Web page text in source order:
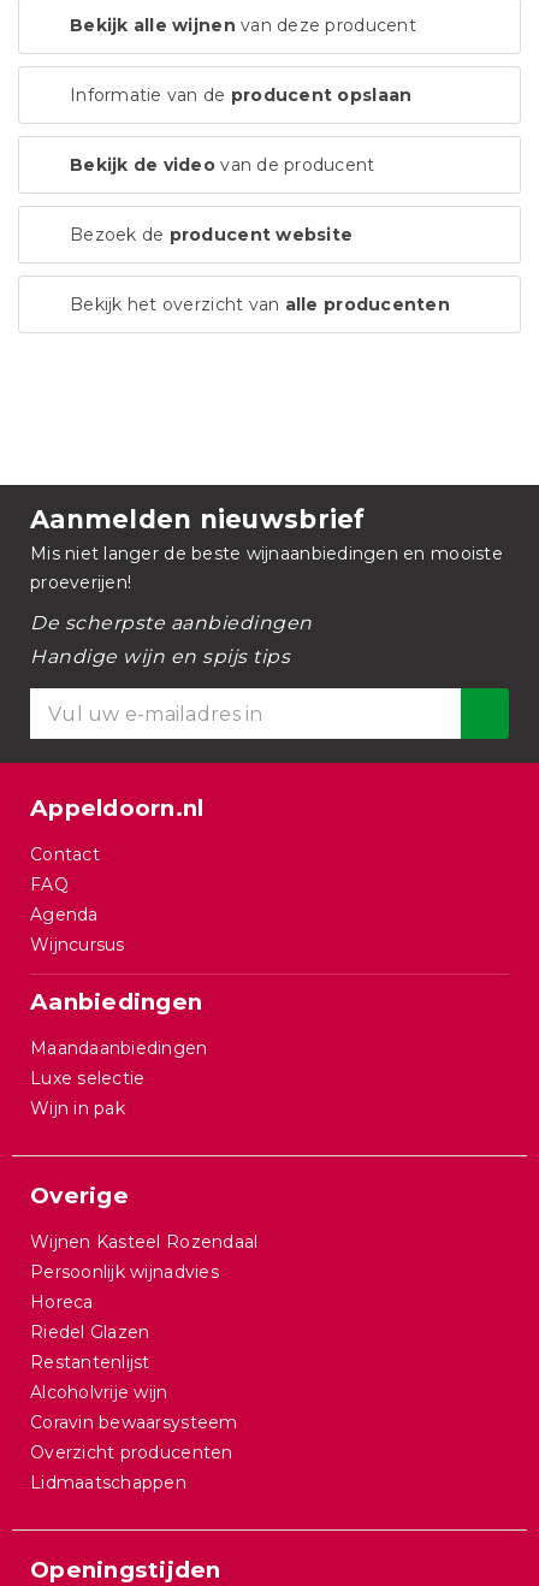
Bekijk alle wijnen van deze producent
Informatie van de producent opslaan
Bekijk de video van de producent
Bezoek de producent website
Bekijk het overzicht van alle producenten
Aanmelden nieuwsbrief
Mis niet langer de beste wijnaanbiedingen en mooiste
proeverijen!
De scherpste aanbiedingen
Handige wijn en spijs tips
Appeldoorn.nl
Contact
FAQ
Agenda
Wijncursus
Aanbiedingen
Maandaanbiedingen
Luxe selectie
Wijn in pak
Overige
Wijnen Kasteel Rozendaal
Persoonlijk wijnadvies
Horeca
Riedel Glazen
Restantenlijst
Alcoholvrije wijn
Coravin bewaarsysteem
Overzicht producenten
Lidmaatschappen
Openingstijden